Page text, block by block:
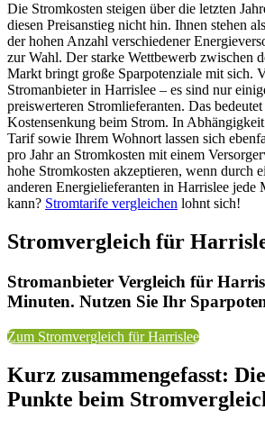
Die Stromkosten steigen über die letzten
diesen Preisanstieg nicht hin. Ihnen stehen
der hohen Anzahl verschiedener
zur Wahl. Der starke Wettbewerb zwischen
Markt bringt große Sparpotenziale mit sich.
Stromanbieter in Harrislee – es sind nur
preiswerteren Stromlieferanten. Das
Kostensenkung beim Strom. In
Tarif sowie Ihrem Wohnort lassen sich
pro Jahr an Stromkosten mit einem
hohe Stromkosten akzeptieren, wenn durch
anderen Energielieferanten in Harrislee jede
kann? Stromtarife vergleichen lohnt sich!
Stromvergleich für
Stromanbieter Vergleich für
Minuten. Nutzen Sie Ihr
Zum Stromvergleich für Harrislee
Kurz zusammengefasst:
Punkte beim